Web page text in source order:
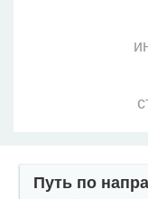
Путь по